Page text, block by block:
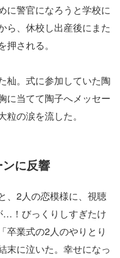
に警官になろうと学校に
ら、休校し出産後にまた
される。
杣。式に参加していた陶
に当てて陶子へメッセー
の涙を流した。
に反響
、2人の恋模様に、視聴
…！びっくりしすぎたけ
卒業式の2人のやりとり
末に泣いた。幸せになっ